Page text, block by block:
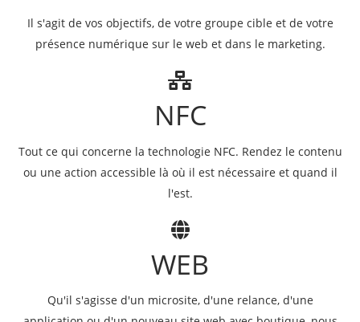
Il s'agit de vos objectifs, de votre groupe cible et de votre
présence numérique sur le web et dans le marketing.
NFC
Tout ce qui concerne la technologie NFC. Rendez le contenu
ou une action accessible là où il est nécessaire et quand il
l'est.
WEB
Qu'il s'agisse d'un microsite, d'une relance, d'une